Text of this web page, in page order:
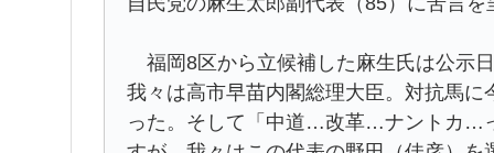
福岡8区から立候補した麻生氏は公示
我々は高市早苗内閣総理大臣。対抗馬
った。そして「中道…改革…ナントカ…